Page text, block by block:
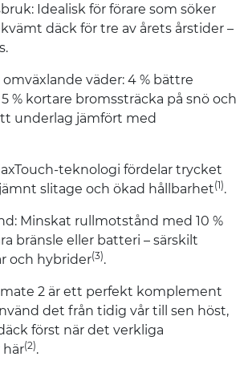
Idealisk för förare som söker
däck för tre av årets årstider –
väder: 4 % bättre
% kortare bromssträcka på snö och
underlag jämfört med
teknologi fördelar trycket
slitage och ökad hållbarhet(1).
Minskat rullmotstånd med 10 %
bränsle eller batteri – särskilt
och hybrider(3).
2 är ett perfekt komplement
det från tidig vår till sen höst,
först när det verkliga
här(2).